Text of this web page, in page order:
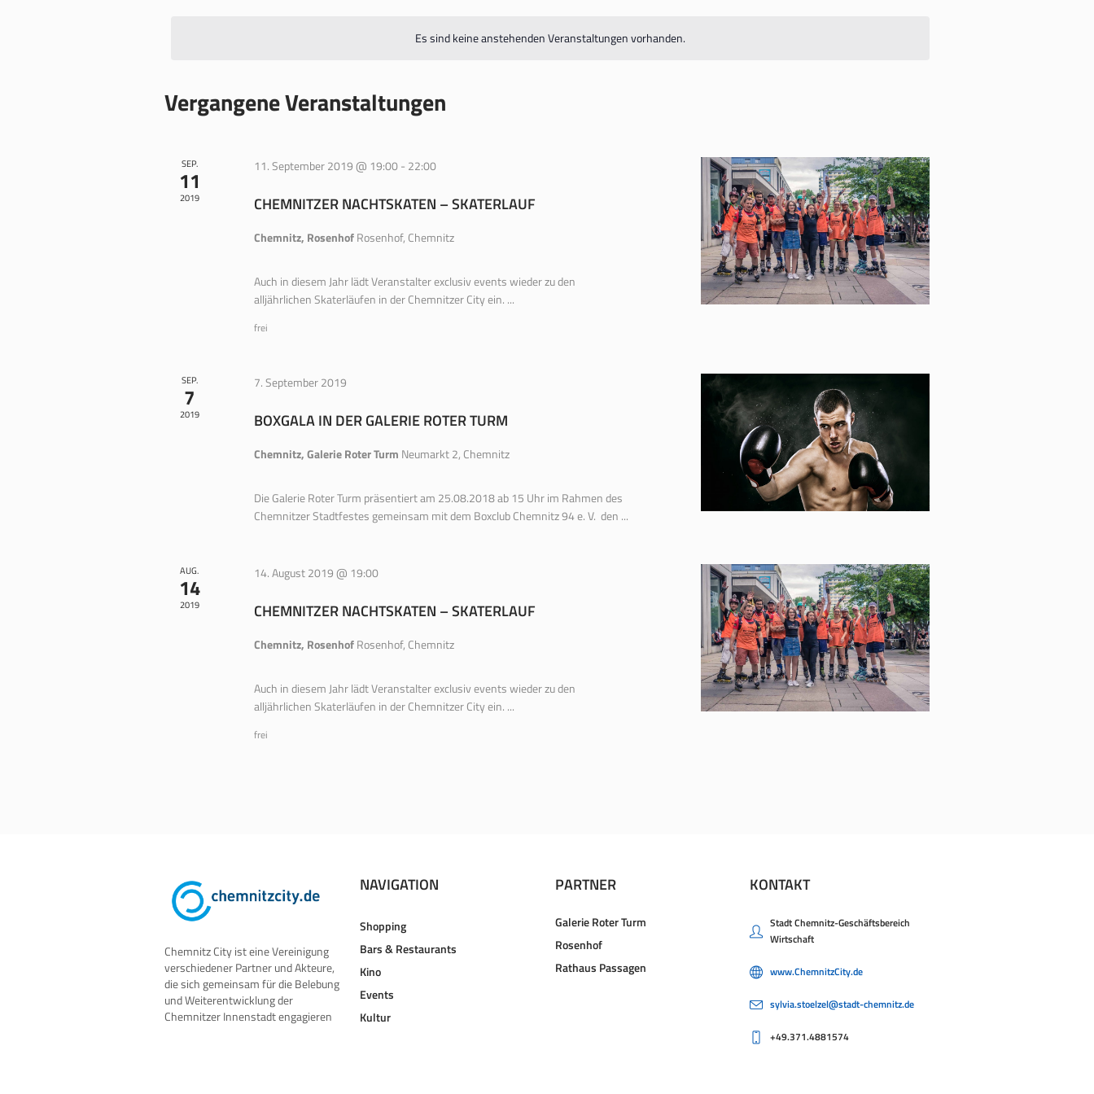
Es sind keine anstehenden Veranstaltungen vorhanden.
Vergangene Veranstaltungen
SEP.
11
2019
11. September 2019 @ 19:00- 22:00
CHEMNITZER NACHTSKATEN – SKATERLAUF
Chemnitz, RosenhofRosenhof, Chemnitz
Auch in diesem Jahr lädt Veranstalter exclusiv events wieder zu den
alljährlichen Skaterläufen in der Chemnitzer City ein. ...
frei
SEP.
7
2019
7. September 2019
BOXGALA IN DER GALERIE ROTER TURM
Chemnitz, Galerie Roter Turm Neumarkt 2, Chemnitz
Die Galerie Roter Turm präsentiert am 25.08.2018 ab 15 Uhr im Rahmen des
Chemnitzer Stadtfestes gemeinsam mit dem Boxclub Chemnitz 94 e. V. den ...
AUG.
14
2019
14. August 2019 @ 19:00
CHEMNITZER NACHTSKATEN – SKATERLAUF
Chemnitz, RosenhofRosenhof, Chemnitz
Auch in diesem Jahr lädt Veranstalter exclusiv events wieder zu den
alljährlichen Skaterläufen in der Chemnitzer City ein. ...
frei
Chemnitz City ist eine Vereinigung
verschiedener Partner und Akteure,
die sich gemeinsam für die Belebung
und Weiterentwicklung der
Chemnitzer Innenstadt engagieren
NAVIGATION
Shopping
Bars & Restaurants
Kino
Events
Kultur
PARTNER
Galerie Roter Turm
Rosenhof
Rathaus Passagen
KONTAKT
Stadt Chemnitz-Geschäftsbereich
Wirtschaft
www.ChemnitzCity.de
sylvia.stoelzel@stadt-chemnitz.de
+49.371.4881574